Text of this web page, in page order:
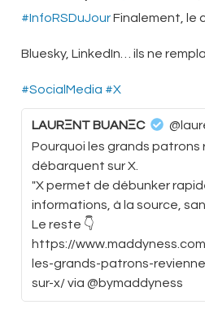
#InfoRSDuJourFinalement, le
Bluesky, LinkedIn… ils ne
#SocialMedia #X
LAURΞNT BUANΞC
Pourquoi les grands patrons
débarquent sur X.
"X permet de débunker
informations, à la source,
Le reste 👇
https://
les-grands-patrons-
sur-x/ via @bymaddyness